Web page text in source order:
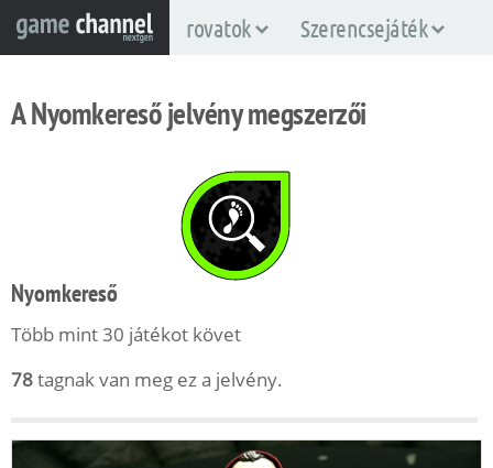
rovatok Szerencsejáték
A Nyomkereső jelvény megszerzői
Nyomkereső
Több mint 30 játékot követ
78tagnak van meg ez a jelvény.